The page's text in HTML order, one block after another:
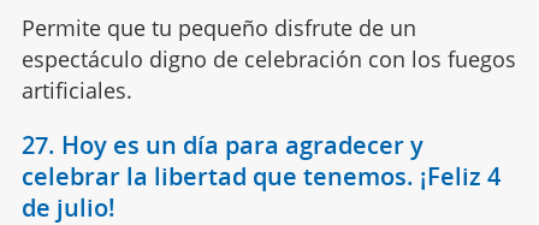
Permite que tu pequeño disfrute de un
espectáculo digno de celebración con los fuegos
artificiales.
27. Hoy es un día para agradecer y
celebrar la libertad que tenemos. ¡Feliz 4
de julio!